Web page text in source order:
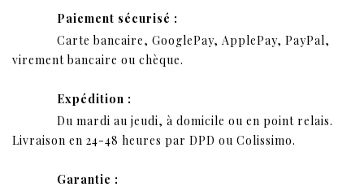
Paiement sécurisé :
Carte bancaire, GooglePay, ApplePay, PayPal,
virement bancaire ou chèque.
Expédition :
Du mardi au jeudi, à domicile ou en point relais.
Livraison en 24-48 heures par DPD ou Colissimo.
Garantie :